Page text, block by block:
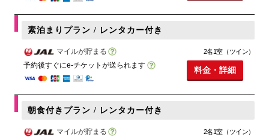
素泊まりプラン / レンタカー付き
マイルが貯まる
予約後すぐにe-チケットが送られます
2名1室（ツイン）
料金・詳細
朝食付きプラン / レンタカー付き
マイルが貯まる
2名1室（ツイン）